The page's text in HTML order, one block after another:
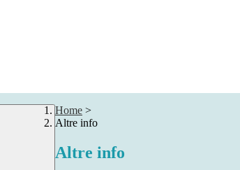
Home >
Altre info
Altre info